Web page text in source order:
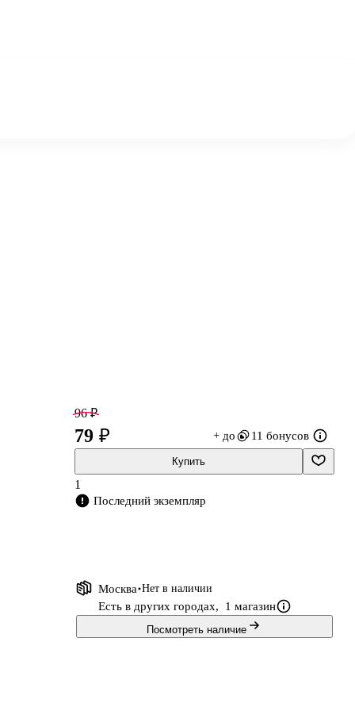
96 ₽
79 ₽ + до 11 бонусов
Купить
1
Последний экземпляр
Москва Нет в наличии
Есть в других городах, 1 магазин
Посмотреть наличие